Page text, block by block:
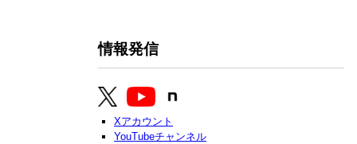
情報発信
Xアカウント
YouTubeチャンネル